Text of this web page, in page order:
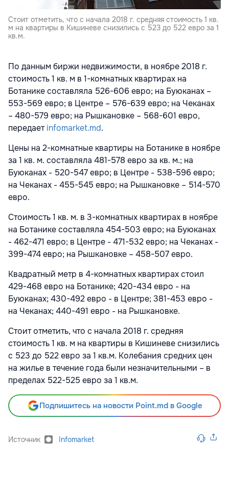
Стоит отметить, что с начала 2018 г. средняя стоимость 1 кв.
м на квартиры в Кишиневе снизились с 523 до 522 евро за 1
кв.м.
По данным биржи недвижимости, в ноябре 2018 г.
стоимость 1 кв. м в 1-комнатных квартирах на
Ботанике составляла 526-606 евро; на Буюканах –
553-569 евро; в Центре – 576-639 евро; на Чеканах
– 480-579 евро; на Рышкановке – 568-601 евро,
передаетinfomarket.md.
Цены на 2-комнатные квартиры на Ботанике в ноябре
за 1 кв. м. составляла 481-578 евро за кв. м.; на
Буюканах - 520-547 евро; в Центре - 538-596 евро;
на Чеканах - 455-545 евро; на Рышкановке – 514-570
евро.
Стоимость 1 кв. м. в 3-комнатных квартирах в ноябре
на Ботанике составляла 454-503 евро; на Буюканах
- 462-471 евро; в Центре - 471-532 евро; на Чеканах -
399-474 евро; на Рышкановке – 458-507 евро.
Квадратный метр в 4-комнатных квартирах стоил
429-468 евро на Ботанике; 420-434 евро - на
Буюканах; 430-492 евро - в Центре; 381-453 евро -
на Чеканах; 440-491 евро - на Рышкановке.
Стоит отметить, что с начала 2018 г. средняя
стоимость 1 кв. м на квартиры в Кишиневе снизились
с 523 до 522 евро за 1 кв.м. Колебания средних цен
на жилье в течение года были незначительными – в
пределах 522-525 евро за 1 кв.м.
Подпишитесь на новости Point.md в Google
Источник Infomarket